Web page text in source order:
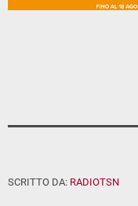
SCRITTO DA: RADIOTSN